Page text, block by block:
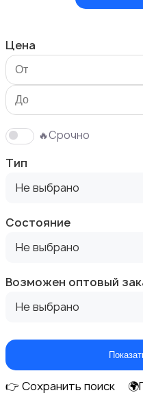
Отопление и
Цена
🔥Срочно
Тип
Не выбрано
Состояние
Не выбрано
Возможен оптовый
Не выбрано
👉 Сохранить поиск